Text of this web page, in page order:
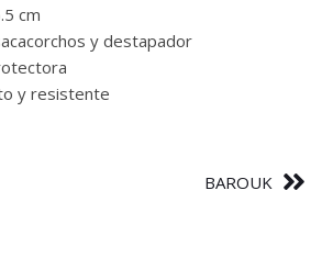
cm
y destapador
y resistente
BAROUK